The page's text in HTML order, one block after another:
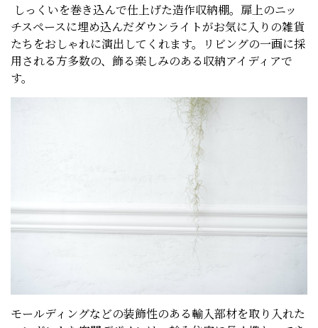
しっくいを巻き込んで仕上げた造作収納棚。扉上のニッ
チスペースに埋め込んだダウンライトがお気に入りの雑貨
たちをおしゃれに演出してくれます。リビングの一画に採
用される方多数の、飾る楽しみのある収納アイディアで
す。
モールディングなどの装飾性のある輸入部材を取り入れた